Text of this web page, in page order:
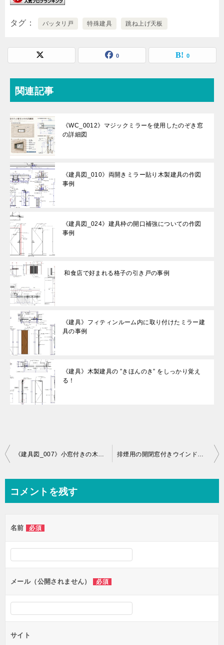
タグ バッタリ戸 特殊建具 跳ね上げ天板
0 0
関連記事
《WC_0012》マジックミラーを使用したのぞき窓
の詳細図
《建具図_010》両開きミラー貼り木製建具の作図
事例
《建具図_024》建具枠の開口補強についての作図
事例
和食店で好まれる格子の引き戸の事例
《建具》フィティンルーム内に取り付けたミラー建
具の事例
《建具》木製建具の ”きほんのき” をしっかり覚え
る！
投
ビ
ー
シ
ン
《建具図_007》小窓付きの木製引き戸の作図事例 排煙用の開閉窓付きウインドサッシュ図面事例
コメントを残す
名前 必須
メール（公開されません） 必須
サイト